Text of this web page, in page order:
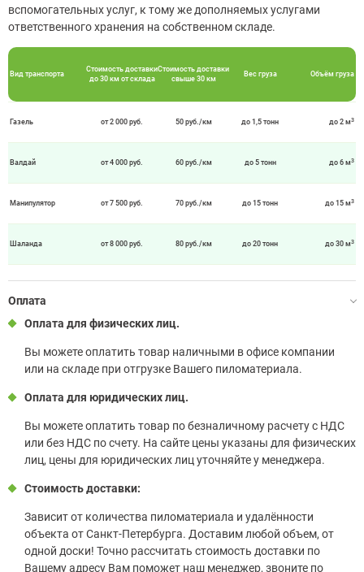
вспомогательных услуг, к тому же дополняемых услугами
ответственного хранения на собственном складе.
Вид транспорта
Стоимость доставки
до 30 км от склада
Стоимость доставки
свыше 30 км
Вес груза Объём груза
Газель от 2 000 руб. 50 руб./км до 1,5 тонн до 2 м3
Валдай от 4 000 руб. 60 руб./км до 5 тонн до 6 м3
Манипулятор от 7 500 руб. 70 руб./км до 15 тонн до 15 м3
Шаланда от 8 000 руб. 80 руб./км до 20 тонн до 30 м3
Оплата
Оплата для физических лиц.
Вы можете оплатить товар наличными в офисе компании
или на складе при отгрузке Вашего пиломатериала.
Оплата для юридических лиц.
Вы можете оплатить товар по безналичному расчету с НДС
или без НДС по счету. На сайте цены указаны для физических
лиц, цены для юридических лиц уточняйте у менеджера.
Стоимость доставки:
Зависит от количества пиломатериала и удалённости
объекта от Санкт-Петербурга. Доставим любой объем, от
одной доски! Точно рассчитать стоимость доставки по
Вашему адресу Вам поможет наш менеджер, звоните по